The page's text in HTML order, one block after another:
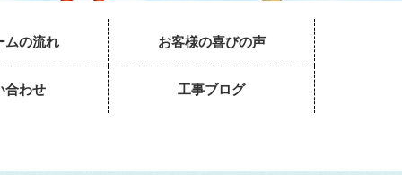
ムの流れ お客様の喜びの声
合わせ 工事ブログ